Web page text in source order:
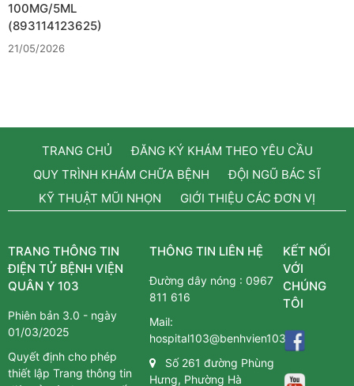
100MG/5ML
(893114123625)
21/05/2026
TRANG CHỦ
ĐĂNG KÝ KHÁM THEO YÊU CẦU
QUY TRÌNH KHÁM CHỮA BỆNH
ĐỘI NGŨ BÁC SĨ
KỸ THUẬT MŨI NHỌN
GIỚI THIỆU CÁC ĐƠN VỊ
TRANG THÔNG TIN
ĐIỆN TỬ BỆNH VIỆN
QUÂN Y 103
Phiên bản 3.0 - ngày
01/03/2025
Quyết định cho phép
thiết lập Trang thông tin
THÔNG TIN LIÊN HỆ
Đường dây nóng :0967
811 616
Mail:
hospital103@benhvien103.vn
Số 261 đường Phùng
Hưng, Phường Hà
KẾT NỐI
VỚI
CHÚNG
TÔI